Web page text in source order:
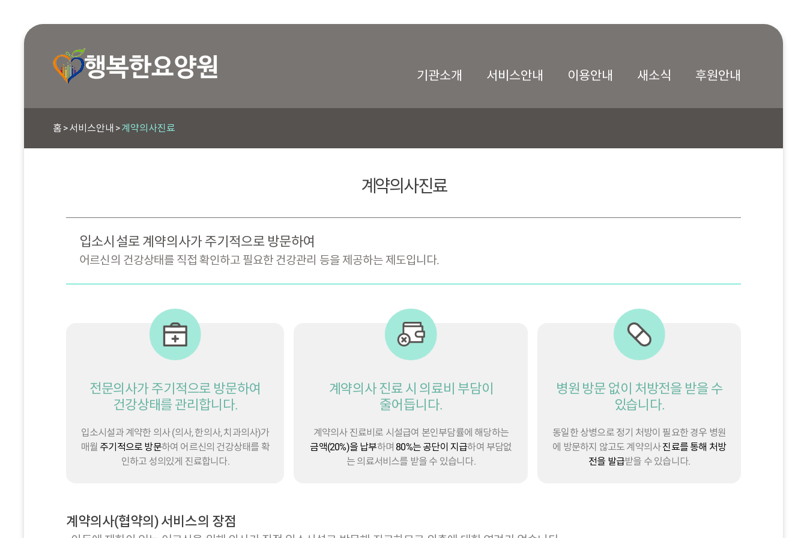
기관소개 서비스안내 이용안내 새소식 후원안내
홈 서비스안내 계약의사진료
계약의사진료
입소시설로 계약의사가 주기적으로 방문하여
어르신의 건강상태를 직접 확인하고 필요한 건강관리 등을 제공하는 제도입니다.
전문의사가 주기적으로 방문하여
건강상태를 관리합니다.
입소시설과 계약한 의사 (의사, 한의사, 치과의사)가
매월 주기적으로 방문하여 어르신의 건강상태를 확
인하고 성의있게 진료합니다.
계약의사 진료 시 의료비 부담이
줄어듭니다.
계약의사 진료비로 시설급여 본인부담률에 해당하는
금액(20%)을 납부하며 80%는 공단이 지급하여 부담없
는 의료서비스를 받을 수 있습니다.
병원 방문 없이 처방전을 받을 수
있습니다.
동일한 상병으로 정기 처방이 필요한 경우 병원
에 방문하지 않고도 계약의사진료를 통해 처방
전을 발급받을 수 있습니다.
계약의사(협약의) 서비스의 장점